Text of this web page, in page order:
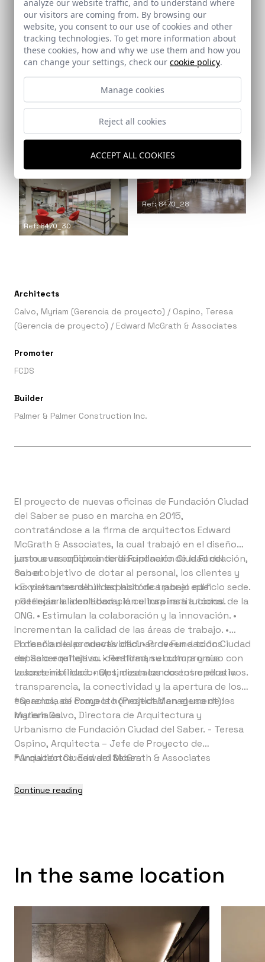
Ref: 8470_26
Ref: 8470_28
Ref: 8470_30
Architects
Calvo, Myriam (Gerencia de proyecto) / Ospino, Teresa
(Gerencia de proyecto) / Edward McGrath & Associates
Promoter
FCDS
Builder
Palmer & Palmer Construction Inc.
El proyecto de nuevas oficinas de Fundación Ciudad
del Saber se puso en marcha en 2015,
contratándose a la firma de arquitectos Edward
McGrath & Associates, la cual trabajó en el diseño
junto a un equipo interdisciplinario de la Fundación,
con el objetivo de dotar al personal, los clientes y
los visitantes de un espacio de trabajo que
potenciara la colaboración e inspirara a todos.
Las nuevas oficinas de la Fundación Ciudad del
Saber:
• Expresan sensibilidad histórica por el edificio sede.
• Reflejan la identidad y la cultura institucional de la
ONG. • Estimulan la colaboración y la innovación. •
Incrementan la calidad de las áreas de trabajo. •
Potencian la productividad. • Proveen a todos
espacio equitativo. • Reafirman el compromiso con
la sostenibilidad. • Optimizan los costos operativos.
El diseño de las nuevas oficinas de Fundación Ciudad
del Saber refleja su identidad, su cultura y sus
valores institucionales, destacando entre ellos la
transparencia, la conectividad y la apertura de los
espacios, así como la honestidad en el uso de los
materiales.
*Gerencia de Proyecto (Project Management): -
Myriam Calvo, Directora de Arquitectura y
Urbanismo de Fundación Ciudad del Saber. - Teresa
Ospino, Arquitecta – Jefe de Proyecto de
Fundación Ciudad del Saber.
*Arquitectos: Edward McGrath & Associates
Continue reading
In the same location
analyze our website traffic, and to understand where
our visitors are coming from. By browsing our
website, you consent to our use of cookies and other
tracking technologies. To get more information about
these cookies, how and why we use them and how you
can change your settings, check our cookie policy.
Manage cookies
Reject all cookies
ACCEPT ALL COOKIES